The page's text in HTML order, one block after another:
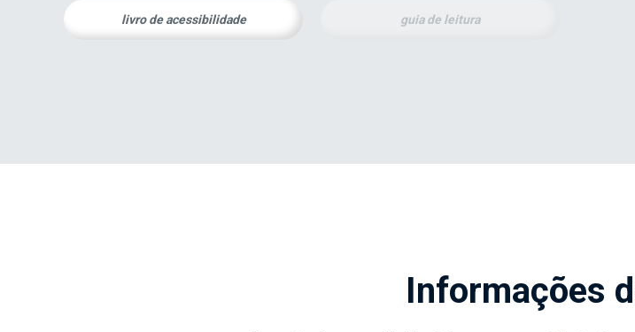
livro de acessibilidade guia de leitura
Informações